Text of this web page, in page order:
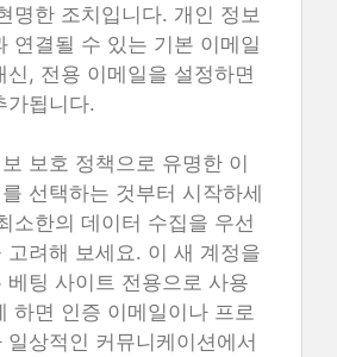
명한 조치입니다. 개인 정보
연결될 수 있는 기본 이메일
신, 전용 이메일을 설정하면
가됩니다.
보호 정책으로 유명한 이
선택하는 것부터 시작하세
소한의 데이터 수집을 우선
고려해 보세요. 이 새 계정을
베팅 사이트 전용으로 사용
하면 인증 이메일이나 프로
일상적인 커뮤니케이션에서